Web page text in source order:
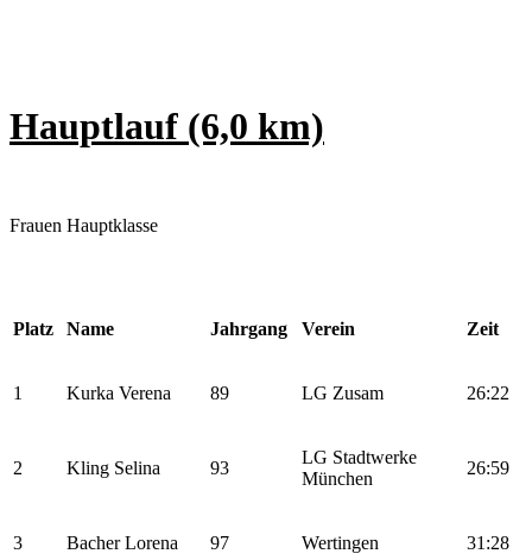
Hauptlauf (6,0 km)
Frauen Hauptklasse
Platz Name Jahrgang Verein Zeit
1 Kurka Verena 89 LG Zusam 26:22
2 Kling Selina 93
LG Stadtwerke
München
26:59
3 Bacher Lorena 97 Wertingen 31:28